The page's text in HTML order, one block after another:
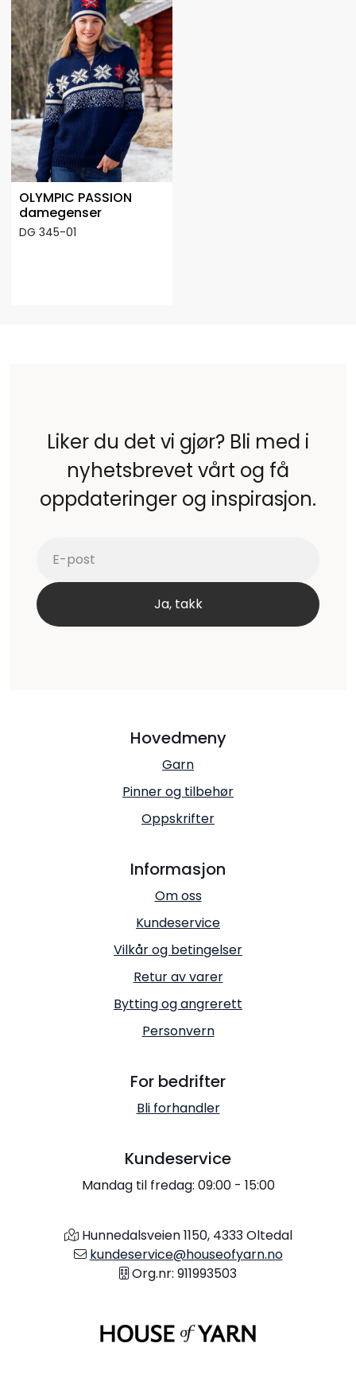
OLYMPIC PASSION
damegenser
DG 345-01
Liker du det vi gjør? Bli med i
nyhetsbrevet vårt og få
oppdateringer og inspirasjon.
Hovedmeny
Garn
Pinner og tilbehør
Oppskrifter
Informasjon
Om oss
Kundeservice
Vilkår og betingelser
Retur av varer
Bytting og angrerett
Personvern
For bedrifter
Bli forhandler
Kundeservice
Mandag til fredag: 09:00 - 15:00
Hunnedalsveien 1150, 4333 Oltedal
kundeservice@houseofyarn.no
Org.nr: 911993503